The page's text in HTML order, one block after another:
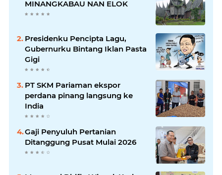
MINANGKABAU NAN ELOK
Presidenku Pencipta Lagu,
Gubernurku Bintang Iklan Pasta
Gigi
PT SKM Pariaman ekspor
perdana pinang langsung ke
India
Gaji Penyuluh Pertanian
Ditanggung Pusat Mulai 2026